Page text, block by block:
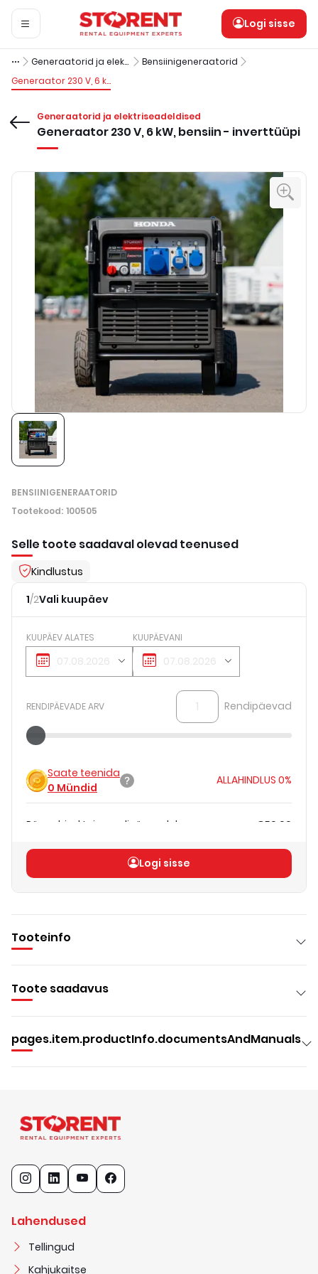
Logi sisse
Generaatorid ja elektriseadeldised
Bensiinigeneraatorid
Generaator 230 V, 6 kW, bensiin - inverttüüpi
Generaatorid ja elektriseadeldised
Generaator 230 V, 6 kW, bensiin - inverttüüpi
BENSIINIGENERAATORID
Tootekood: 100505
Selle toote saadaval olevad teenused
Kindlustus
1/2Vali kuupäev
KUUPÄEV ALATES KUUPÄEVANI
RENDIPÄEVADE ARV Rendipäevad
Saate teenida
0 Mündid
ALLAHINDLUS 0%
Päevahind teie rendipäevadele €50.00
ilma KM-ta)Logi sisse
Tooteinfo
Toote saadavus
pages.item.productInfo.documentsAndManuals
Lahendused
Tellingud
Kahjukaitse